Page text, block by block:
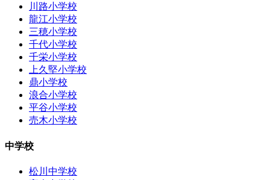
川路小学校
龍江小学校
三穂小学校
千代小学校
千栄小学校
上久堅小学校
鼎小学校
浪合小学校
平谷小学校
売木小学校
中学校
松川中学校